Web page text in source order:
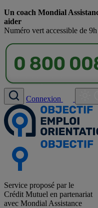
Un coach Mondial
aider
Numéro vert accessible de
Connexion
Service proposé par le
Crédit Mutuel en partenariat
avec Mondial Assistance